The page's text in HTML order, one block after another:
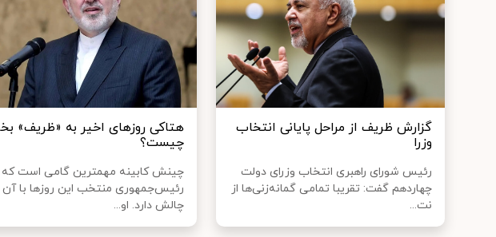
گزارش ظریف از مراحل پایانی انتخاب
وزرا
رئیس شورای راهبری انتخاب وزرای دولت
چهاردهم گفت: تقریبا تمامی گمانه‌زنی‌ها از
نت...
هتاکی روزهای اخیر به «ظریف»
چیست؟
چینش کابینه مهمترین گامی است که
رئیس‌جمهوری منتخب این روزها با آن
چالش دارد. او...